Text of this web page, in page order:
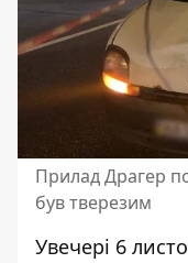
Прилад Драгер
був тверезим
Увечері 6